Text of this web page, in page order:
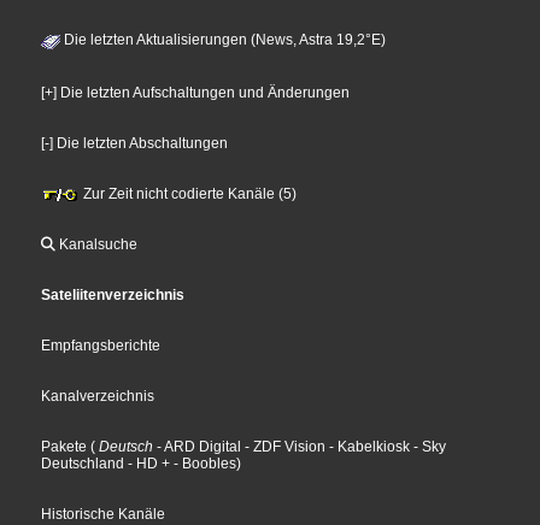
Die letzten Aktualisierungen (News, Astra 19,2°E)
[+] Die letzten Aufschaltungen und Änderungen
[-] Die letzten Abschaltungen
Zur Zeit nicht codierte Kanäle (5)
Kanalsuche
Sateliitenverzeichnis
Empfangsberichte
Kanalverzeichnis
Pakete ( Deutsch - ARD Digital - ZDF Vision - Kabelkiosk - Sky
Deutschland - HD + - Boobles)
Historische Kanäle